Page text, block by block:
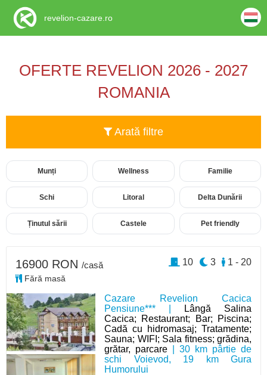
OFERTE REVELION 2026 - 2027
ROMANIA
Arată filtre
Munți Wellness Familie
Schi Litoral Delta Dunării
Ținutul sării Castele Pet friendly
Cazare Revelion Cacica
Pensiune*** |
Lângă Salina
Cacica; Restaurant; Bar; Piscina;
Cadă cu hidromasaj; Tratamente;
Sauna; WIFI; Sala fitness; grădina,
grătar, parcare | 30 km pârtie de
schi Voievod, 19 km Gura
Humorului
16900 RON /casă
Fără masă
1 - 20
3
10
revelion-cazare.ro